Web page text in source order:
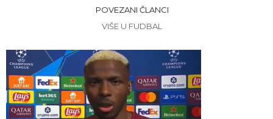
POVEZANI ČLANCI
VIŠE U FUDBAL